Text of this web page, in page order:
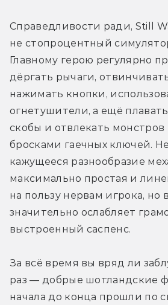
Справедливости ради, Still
не стопроцентный
Главному герою регулярно
дёргать рычаги,
нажимать кнопки,
огнетушители, а ещё
скобы и отвлекать
бросками гаечных ключей.
кажущееся разнообразие
максимально простая и
на пользу нервам игрока, но
значительно ослабляет
выстроенный саспенс.
За всё время вы вряд ли
раз — добрые шотландские
начала до конца прошли по